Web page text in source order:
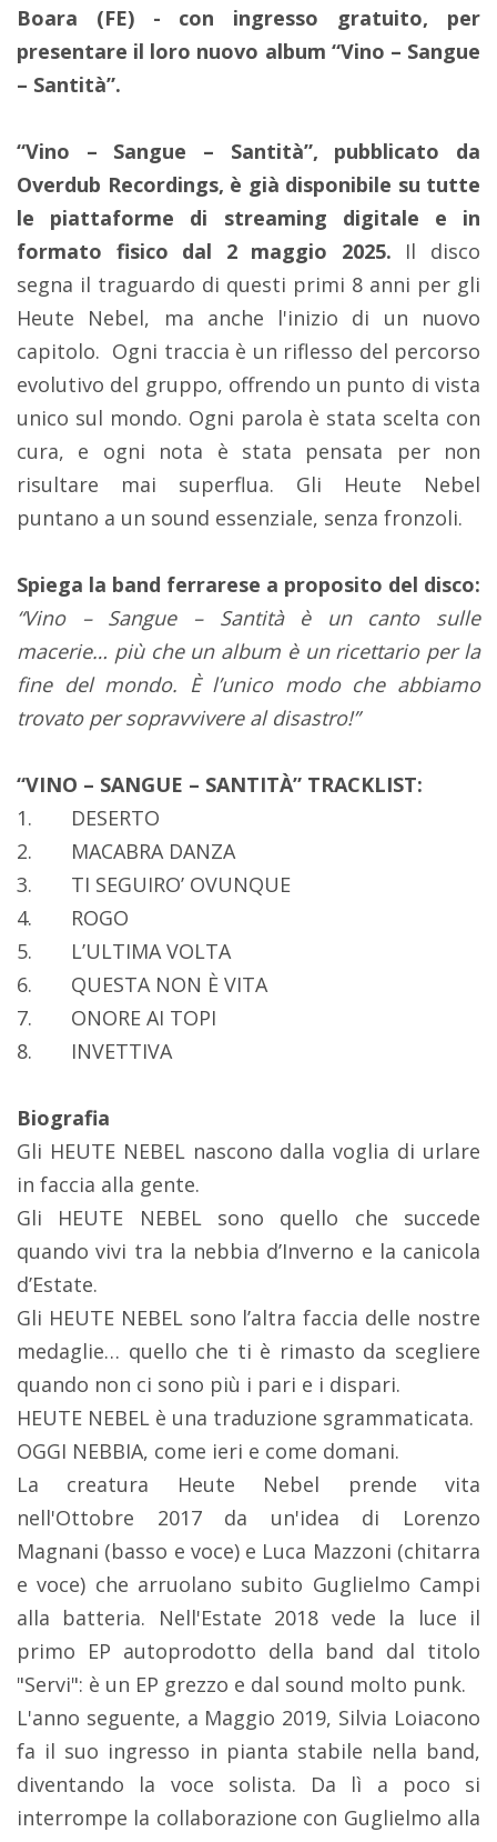
Boara (FE) - con ingresso gratuito, per
presentare il loro nuovo album “Vino – Sangue
– Santità”.
“Vino – Sangue – Santità”, pubblicato da
Overdub Recordings, è già disponibile su tutte
le piattaforme di streaming digitale e in
formato fisico dal 2 maggio 2025. Il disco
segna il traguardo di questi primi 8 anni per gli
Heute Nebel, ma anche l'inizio di un nuovo
capitolo. Ogni traccia è un riflesso del percorso
evolutivo del gruppo, offrendo un punto di vista
unico sul mondo. Ogni parola è stata scelta con
cura, e ogni nota è stata pensata per non
risultare mai superflua. Gli Heute Nebel
puntano a un sound essenziale, senza fronzoli.
Spiega la band ferrarese a proposito del disco:
“Vino – Sangue – Santità è un canto sulle
macerie… più che un album è un ricettario per la
fine del mondo. È l’unico modo che abbiamo
trovato per sopravvivere al disastro!”
“VINO – SANGUE – SANTITÀ” TRACKLIST:
1.
DESERTO
2.
MACABRA DANZA
3.
TI SEGUIRO’ OVUNQUE
4.
ROGO
5.
L’ULTIMA VOLTA
6.
QUESTA NON È VITA
7.
ONORE AI TOPI
8.
INVETTIVA
Biografia
Gli HEUTE NEBEL nascono dalla voglia di urlare
in faccia alla gente.
Gli HEUTE NEBEL sono quello che succede
quando vivi tra la nebbia d’Inverno e la canicola
d’Estate.
Gli HEUTE NEBEL sono l’altra faccia delle nostre
medaglie… quello che ti è rimasto da scegliere
quando non ci sono più i pari e i dispari.
HEUTE NEBEL è una traduzione sgrammaticata.
OGGI NEBBIA, come ieri e come domani.
La creatura Heute Nebel prende vita
nell'Ottobre 2017 da un'idea di Lorenzo
Magnani (basso e voce) e Luca Mazzoni (chitarra
e voce) che arruolano subito Guglielmo Campi
alla batteria. Nell'Estate 2018 vede la luce il
primo EP autoprodotto della band dal titolo
"Servi": è un EP grezzo e dal sound molto punk.
L'anno seguente, a Maggio 2019, Silvia Loiacono
fa il suo ingresso in pianta stabile nella band,
diventando la voce solista. Da lì a poco si
interrompe la collaborazione con Guglielmo alla